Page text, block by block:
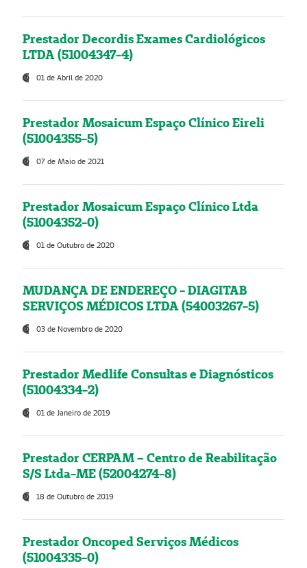
Prestador Decordis Exames Cardiológicos
LTDA (51004347-4)
01 de Abril de 2020
Prestador Mosaicum Espaço Clínico Eireli
(51004355-5)
07 de Maio de 2021
Prestador Mosaicum Espaço Clínico Ltda
(51004352-0)
01 de Outubro de 2020
MUDANÇA DE ENDEREÇO - DIAGITAB
SERVIÇOS MÉDICOS LTDA (54003267-5)
03 de Novembro de 2020
Prestador Medlife Consultas e Diagnósticos
(51004334-2)
01 de Janeiro de 2019
Prestador CERPAM – Centro de Reabilitação
S/S Ltda-ME (52004274-8)
18 de Outubro de 2019
Prestador Oncoped Serviços Médicos
(51004335-0)